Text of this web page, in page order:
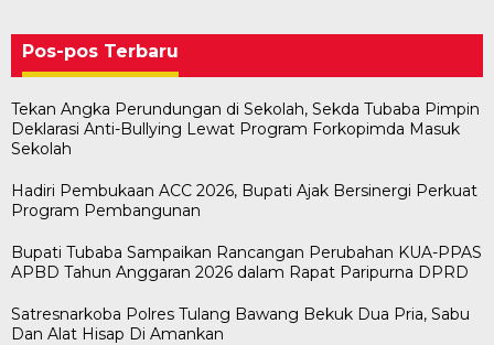
Pos-pos Terbaru
Tekan Angka Perundungan di Sekolah, Sekda Tubaba Pimpin
Deklarasi Anti-Bullying Lewat Program Forkopimda Masuk
Sekolah
Hadiri Pembukaan ACC 2026, Bupati Ajak Bersinergi Perkuat
Program Pembangunan
Bupati Tubaba Sampaikan Rancangan Perubahan KUA-PPAS
APBD Tahun Anggaran 2026 dalam Rapat Paripurna DPRD
Satresnarkoba Polres Tulang Bawang Bekuk Dua Pria, Sabu
Dan Alat Hisap Di Amankan